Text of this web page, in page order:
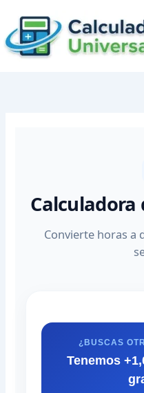
content
Calculadora
Convierte horas a
¿BUSCAS
Tenemos